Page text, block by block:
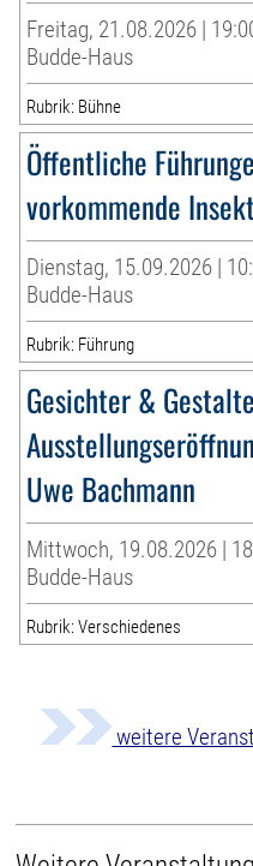
Freitag, 21.08.2026 |
Budde-Haus
Rubrik: Bühne
Öffentliche
vorkommende
Dienstag, 15.09.2026 |
Budde-Haus
Rubrik: Führung
Gesichter &
Uwe Bachmann
Mittwoch, 19.08.2026 |
Budde-Haus
Rubrik: Verschiedenes
weitere